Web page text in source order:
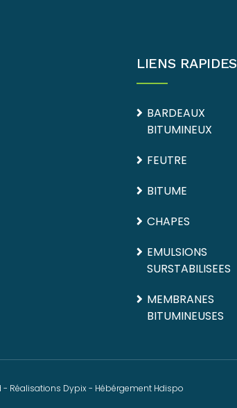
LIENS RAPIDES
BARDEAUX
BITUMINEUX
FEUTRE
BITUME
CHAPES
EMULSIONS
SURSTABILISEES
MEMBRANES
BITUMINEUSES
- Réalisations Dypix- Hébérgement Hdispo